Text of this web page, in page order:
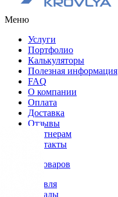
Меню
Услуги
Портфолио
Калькуляторы
Полезная информация
FAQ
О компании
Оплата
Доставка
Отзывы
Партнерам
Контакты
Каталог товаров
Кровля
Фасады